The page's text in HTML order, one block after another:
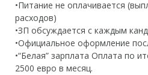
•Питание не оплачивается
расходов)
•ЗП обсуждается с каждым
•Официальное оформление
•“Белая” зарплата Оплата по
2500 евро в месяц.